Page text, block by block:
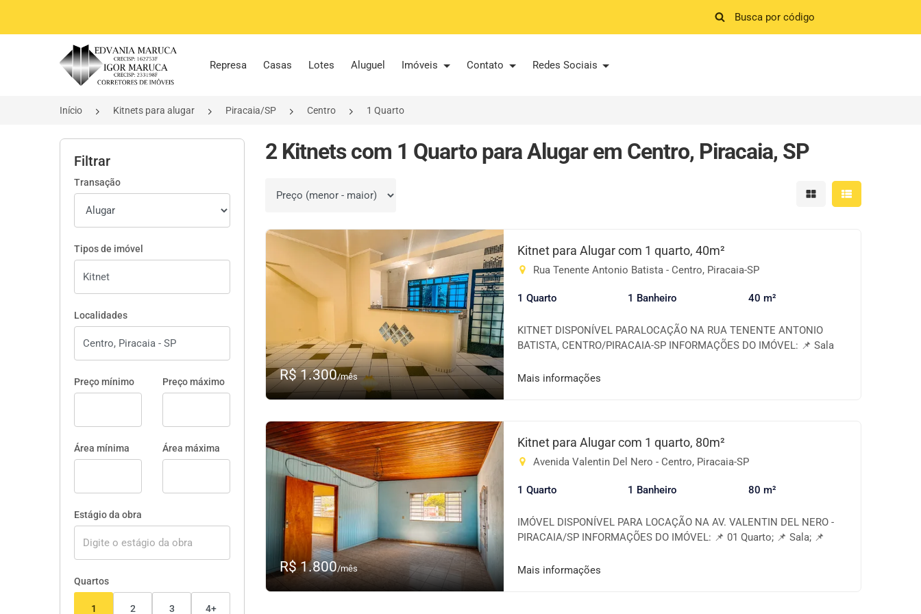
Página inicial
Represa Casas Lotes Aluguel Imóveis Contato Redes Sociais
Início Kitnets para alugar Piracaia/SP Centro 1 Quarto
Filtrar
Transação
Tipos de imóvel
Localidades
Preço mínimo Preço máximo
Área mínima Área máxima
Estágio da obra
Quartos
1 2 3 4+
2 Kitnets com 1 Quarto para Alugar em Centro, Piracaia, SP
Ordenar por Mostrar resultados em
Mostrar
R$ 1.300/mês
Kitnet para Alugar com 1 quarto, 40m²
Rua Tenente Antonio Batista - Centro, Piracaia-SP
1 Quarto 1 Banheiro 40 m²
KITNET DISPONÍVEL PARALOCAÇÃO NA RUA TENENTE ANTONIO
BATISTA, CENTRO/PIRACAIA-SP INFORMAÇÕES DO IMÓVEL: 📌 Sala
FORMA DE GARANTIA ACEITAMOS SEGURO FIANÇA OU CAUÇÃO Igor
Mais informações
R$ 1.800/mês
Kitnet para Alugar com 1 quarto, 80m²
Avenida Valentin Del Nero - Centro, Piracaia-SP
1 Quarto 1 Banheiro 80 m²
IMÓVEL DISPONÍVEL PARA LOCAÇÃO NA AV. VALENTIN DEL NERO -
PIRACAIA/SP INFORMAÇÕES DO IMÓVEL: 📌 01 Quarto; 📌 Sala; 📌
IMÓVEL POSSUI ESCADAS E NÃO CONTA COM VAGA DE GARAGEM!
Mais informações